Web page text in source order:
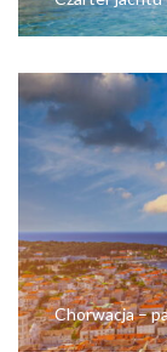
Chorwacja –